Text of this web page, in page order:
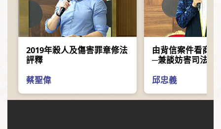
2019年殺人及傷害罪章修法
評釋
蔡聖偉
由背信案件看商
─兼談妨害司法公
邱忠義